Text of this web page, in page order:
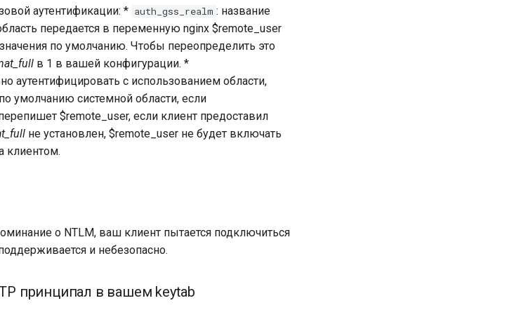
аутентификации: * auth_gss_realm : название
передается в переменную nginx $remote_user
значения по умолчанию. Чтобы переопределить это
в 1 в вашей конфигурации. *
аутентифицировать с использованием области,
умолчанию системной области, если
$remote_user, если клиент предоставил
не установлен, $remote_user не будет включать
клиентом.
о NTLM, ваш клиент пытается подключиться
и небезопасно.
принципал в вашем keytab